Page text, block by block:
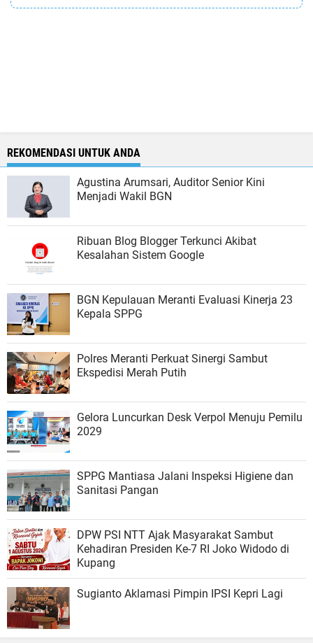
REKOMENDASI UNTUK ANDA
Agustina Arumsari, Auditor Senior Kini
Menjadi Wakil BGN
Ribuan Blog Blogger Terkunci Akibat
Kesalahan Sistem Google
BGN Kepulauan Meranti Evaluasi Kinerja 23
Kepala SPPG
Polres Meranti Perkuat Sinergi Sambut
Ekspedisi Merah Putih
Gelora Luncurkan Desk Verpol Menuju Pemilu
2029
SPPG Mantiasa Jalani Inspeksi Higiene dan
Sanitasi Pangan
DPW PSI NTT Ajak Masyarakat Sambut
Kehadiran Presiden Ke-7 RI Joko Widodo di
Kupang
Sugianto Aklamasi Pimpin IPSI Kepri Lagi